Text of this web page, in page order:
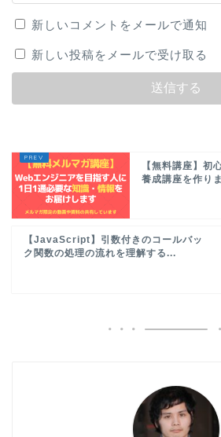
新しいコメントをメールで通知
新しい投稿をメールで受け取る
【無料講座】初
養成講座を作り
【JavaScript】引数付きのコールバッ
ク関数の処理の流れを理解する...